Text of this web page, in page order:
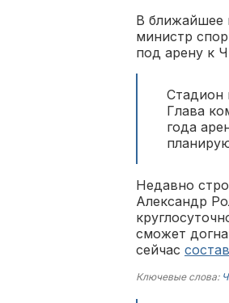
В ближайшее
министр
под арену к
Стадион
Глава
года
Недавно
Александр
сможет
сейчас
Ключевые слова: